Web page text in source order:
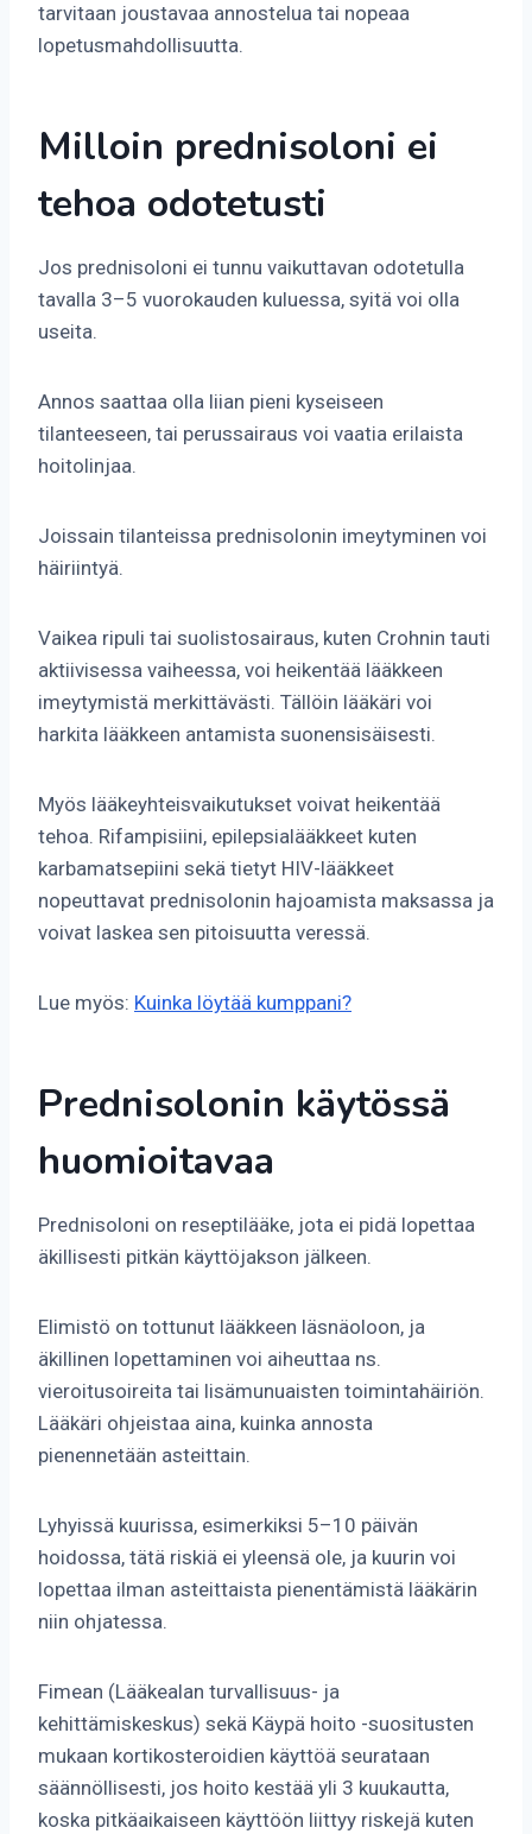
tarvitaan joustavaa annostelua tai nopeaa
lopetusmahdollisuutta.
Milloin prednisoloni ei
tehoa odotetusti
Jos prednisoloni ei tunnu vaikuttavan odotetulla
tavalla 3–5 vuorokauden kuluessa, syitä voi olla
useita.
Annos saattaa olla liian pieni kyseiseen
tilanteeseen, tai perussairaus voi vaatia erilaista
hoitolinjaa.
Joissain tilanteissa prednisolonin imeytyminen voi
häiriintyä.
Vaikea ripuli tai suolistosairaus, kuten Crohnin tauti
aktiivisessa vaiheessa, voi heikentää lääkkeen
imeytymistä merkittävästi. Tällöin lääkäri voi
harkita lääkkeen antamista suonensisäisesti.
Myös lääkeyhteisvaikutukset voivat heikentää
tehoa. Rifampisiini, epilepsialääkkeet kuten
karbamatsepiini sekä tietyt HIV-lääkkeet
nopeuttavat prednisolonin hajoamista maksassa ja
voivat laskea sen pitoisuutta veressä.
Lue myös: Kuinka löytää kumppani?
Prednisolonin käytössä
huomioitavaa
Prednisoloni on reseptilääke, jota ei pidä lopettaa
äkillisesti pitkän käyttöjakson jälkeen.
Elimistö on tottunut lääkkeen läsnäoloon, ja
äkillinen lopettaminen voi aiheuttaa ns.
vieroitusoireita tai lisämunuaisten toimintahäiriön.
Lääkäri ohjeistaa aina, kuinka annosta
pienennetään asteittain.
Lyhyissä kuurissa, esimerkiksi 5–10 päivän
hoidossa, tätä riskiä ei yleensä ole, ja kuurin voi
lopettaa ilman asteittaista pienentämistä lääkärin
niin ohjatessa.
Fimean (Lääkealan turvallisuus- ja
kehittämiskeskus) sekä Käypä hoito -suositusten
mukaan kortikosteroidien käyttöä seurataan
säännöllisesti, jos hoito kestää yli 3 kuukautta,
koska pitkäaikaiseen käyttöön liittyy riskejä kuten